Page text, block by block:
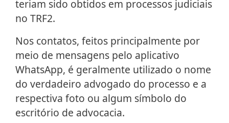
teriam sido obtidos em processos judiciais
no TRF2.
Nos contatos, feitos principalmente por
meio de mensagens pelo aplicativo
WhatsApp, é geralmente utilizado o nome
do verdadeiro advogado do processo e a
respectiva foto ou algum símbolo do
escritório de advocacia.